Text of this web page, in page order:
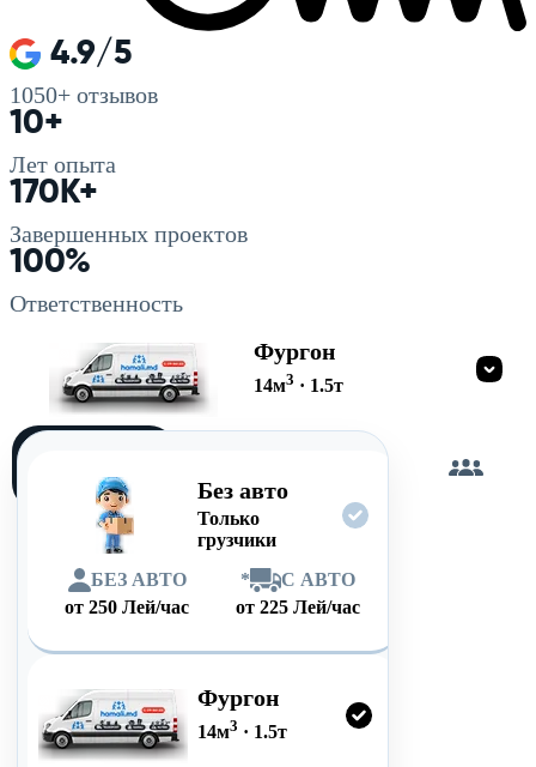
4.9/5
1050+ отзывов
10+
Лет опыта
170K+
Завершенных проектов
100%
Ответственность
Фургон
14м3 · 1.5т
Без авто
Только
грузчики
БЕЗ АВТО
от250 Лей/час
*
С АВТО
от 225 Лей/час
Фургон
14м3 · 1.5т